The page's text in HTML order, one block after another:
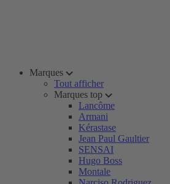
Marques
Tout afficher
Marques top
Lancôme
Armani
Kérastase
Jean Paul Gaultier
SENSAI
Hugo Boss
Montale